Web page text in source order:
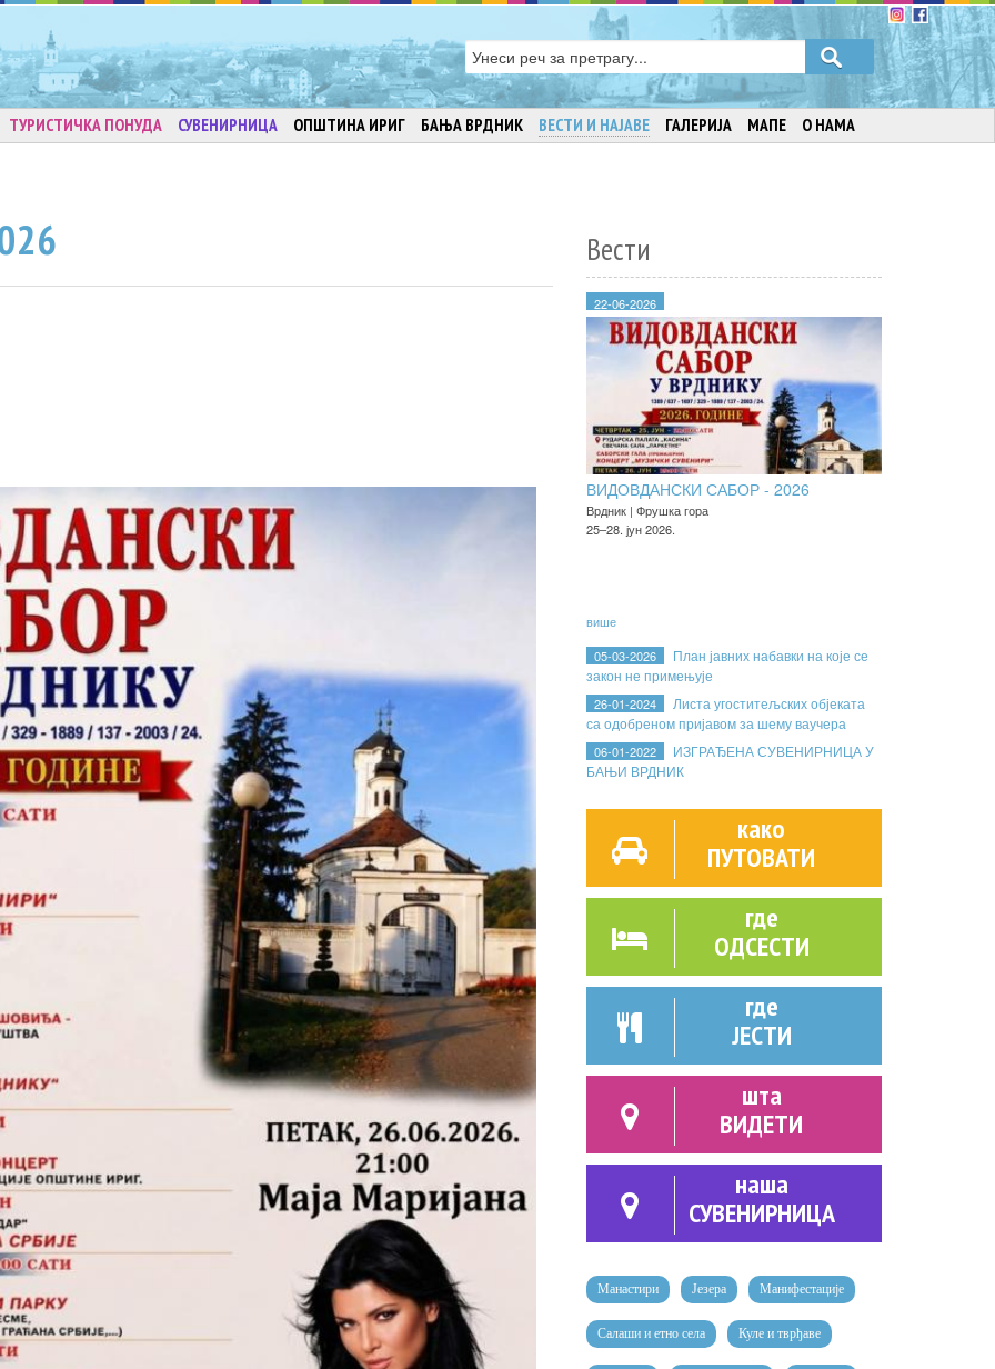
ТУРИСТИЧКА ПОНУДА СУВЕНИРНИЦА ОПШТИНА ИРИГ БАЊА ВРДНИК ВЕСТИ И НАЈАВЕ ГАЛЕРИЈА МАПЕ О НАМА
Вести
22-06-2026
ВИДОВДАНСКИ САБОР - 2026
Врдник | Фрушка гора
25–28. јун 2026.
више
05-03-2026
План јавних набавки на које се
закон не примењује
26-01-2024 Листа угоститељских објеката
са одобреном пријавом за шему ваучера
06-01-2022 ИЗГРАЂЕНА СУВЕНИРНИЦА У
БАЊИ ВРДНИК
како
ПУТОВАТИ
где
ОДСЕСТИ
где
ЈЕСТИ
шта
ВИДЕТИ
наша
СУВЕНИРНИЦА
Манастири Језера Манифестације
Салаши и етно села Куле и тврђаве